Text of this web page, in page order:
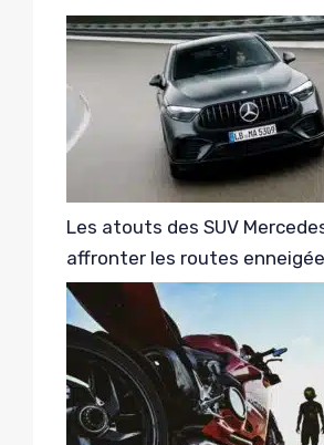
Les atouts des SUV
affronter les routes